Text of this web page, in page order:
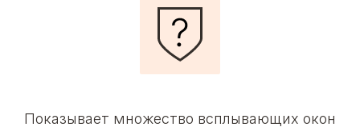
Показывает множество всплывающих окон